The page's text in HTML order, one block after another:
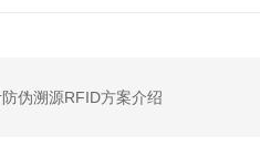
伪溯源RFID方案介绍